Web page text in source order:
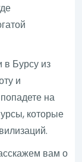
в Бурсу из
и
на
которые
вам о